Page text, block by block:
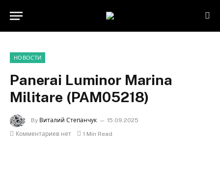
НОВОСТИ
Panerai Luminor Marina
Militare (PAM05218)
By Виталий Степанчук
15.09.2025
Комментариев нет
1 Min Read